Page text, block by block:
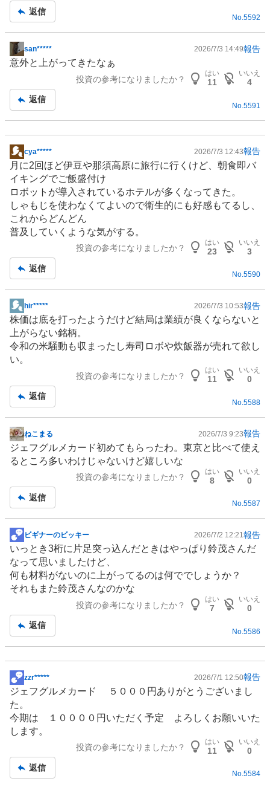
返信
No.5592
掲
示
事
san***** 2026/7/3 14:49報告
意外と上がってきたなぁ
投資の参考になりましたか？
はい
11
いいえ
4
返信
No. 5591
掲
示
板
記
事
cya***** 2026/7/3 12:43報告
月に2回ほど伊豆や那須高原に旅行に行くけど、朝食即バ
イキングでご飯盛付け
ロボット が導入されているホテルが多くなってきた。
しゃもじを使わなくてよいので衛生的にも好感もてるし、
これからどんどん
普及していくような気がする。
投資の参考になりましたか？
はい
23
いいえ
3
返信
No.5590
掲
示
板
記
事
hir***** 2026/7/3 10:53報告
株価は底を打ったようだけど結局は業績が良くならないと
上がらない銘柄。
令和の米騒動も収まったし寿司ロボや炊飯器が売れて欲し
い。
投資の参考になりましたか？
はい
11
いいえ
0
返信
No. 5588
掲
示
板
ねこまる 2026/7/3 9:23報告
ジェフグルメカード初めてもらったわ。東京と比べて使え
るところ多いわけじゃないけど嬉しいな
投資の参考になりましたか？
はい
8
いいえ
0
返信
No.5587
掲
示
板
記
事
ビギナーのビッキー 2026/7/2 12:21報告
いっとき3桁に片足突っ込んだときはやっぱり鈴茂さんだ
なって思いましたけど、
何も材料がないのに上がってるのは何ででしょうか？
それもまた鈴茂さんなのかな
投資の参考になりましたか？
はい
7
いいえ
0
返信
No. 5586
掲
示
板
記
事
zzr***** 2026/7/1 12:50報告
ジェフグルメカード ５０００円ありがとうございまし
た。
今期は １００００円いただく予定 よろしくお願いいた
します。
投資の参考になりましたか？
はい
11
いいえ
0
返信
No.5584